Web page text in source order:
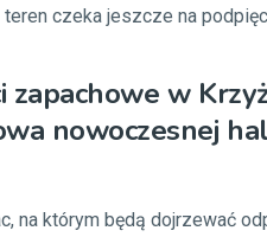
czeka jeszcze na
zapachowe w
nowoczesnej
na którym będą dojrzewać